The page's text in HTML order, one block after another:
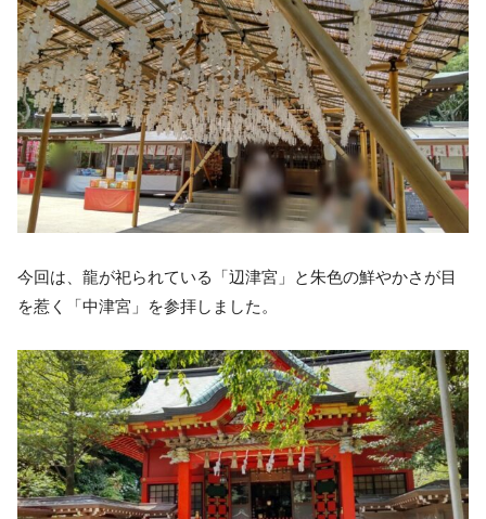
今回は、龍が祀られている「辺津宮」と朱色の鮮やかさが目
を惹く「中津宮」を参拝しました。